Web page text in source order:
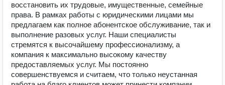
восстановить их трудовые, имущественные, семейные
права. В рамках работы с юридическими лицами мы
предлагаем как полное абонентское обслуживание, так и
выполнение разовых услуг. Наши специалисты
стремятся к высочайшему профессионализму, а
компания к максимально высокому качеству
предоставляемых услуг. Мы постоянно
совершенствуемся и считаем, что только неустанная